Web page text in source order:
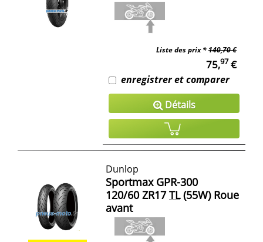
Liste des prix *140,70 €
75,97€
enregistrer et comparer
Détails
Dunlop
Sportmax GPR-300
120/60 ZR17 TL(55W) Roue
avant